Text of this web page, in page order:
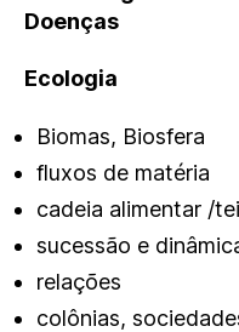
Doenças
Ecologia
Biomas, Biosfera
fluxos de matéria
cadeia alimentar /
sucessão e
relações
colônias,